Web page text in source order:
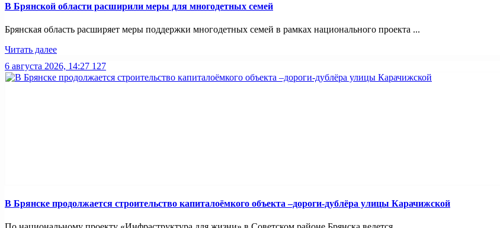
В Брянской области расширили меры для многодетных семей
Брянская область расширяет меры поддержки многодетных семей в рамках национального проекта ...
Читать далее
6 августа 2026, 14:27 127
В Брянске продолжается строительство капиталоёмкого объекта –дороги-дублёра улицы Карачижской